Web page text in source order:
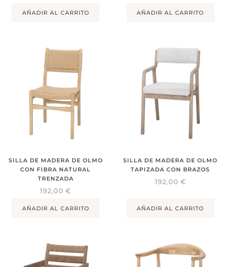
AÑADIR AL CARRITO AÑADIR AL CARRITO
SILLA DE MADERA DE OLMO
CON FIBRA NATURAL
TRENZADA
192,00€
AÑADIR AL CARRITO
SILLA DE MADERA DE OLMO
TAPIZADA CON BRAZOS
192,00 €
AÑADIR AL CARRITO